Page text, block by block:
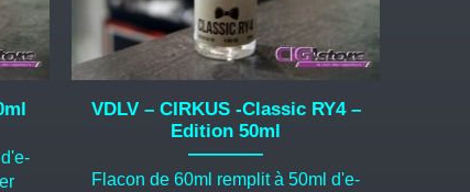
VDLV – CIRKUS -Classic RY4 –
Edition 50ml
Flacon de 60ml remplit à 50ml d'e-